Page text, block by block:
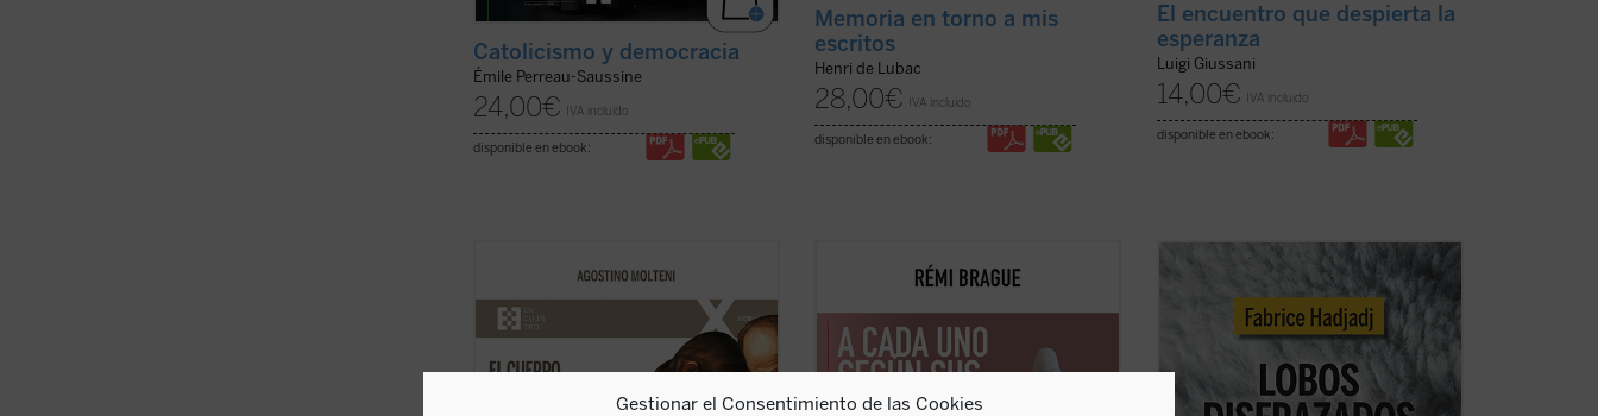
Gestionar el Consentimiento de las Cookies
Catolicismo y democracia
Émile Perreau-Saussine
24,00€ IVA incluido
disponible en ebook:
Memoria en torno a mis
escritos
Henri de Lubac
28,00€ IVA incluido
disponible en ebook:
El encuentro que despierta la
esperanza
Luigi Giussani
14,00€ IVA incluido
disponible en ebook:
Este ensayo se adentra en preguntas tan
simples como profundas: ¿qué significa
que Jesús tuvo un cuerpo como el
nuestro? ¿Cómo pensó Joseph Ratzinger
el cuerpo de Jesús? No como un detalle
(ver ficha)
Este «pequeño tratado» es la
emblemáticos de Rémi Brague sobre el
concepto demundo. En una sucesión de
breves capítulos expone una teoría de la
a todos los ...(ver ficha)
Fabrice Hadjadj nos sumerge en las
raíces del mal, donde, según el Evangelio,
«los lobos se disfrazan de corderos».
Una denuncia de la mentira, la impostura
y la credulidad. Un alegato a favor de la
fe. Un ensayo vigorizante, ejemplar por
(ver ficha)